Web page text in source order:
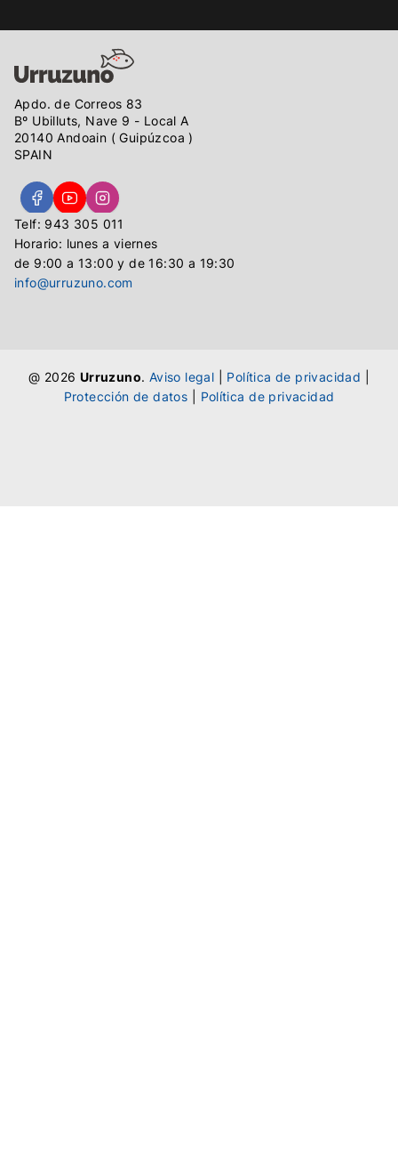
Apdo. de Correos 83
Bº Ubilluts, Nave 9 - Local A
20140 Andoain ( Guipúzcoa )
SPAIN
Telf: 943 305 011
Horario: lunes a viernes
de 9:00 a 13:00 y de 16:30 a 19:30
info@urruzuno.com
@ 2026 Urruzuno. Aviso legal Política de privacidad
Protección de datos
Política de privacidad